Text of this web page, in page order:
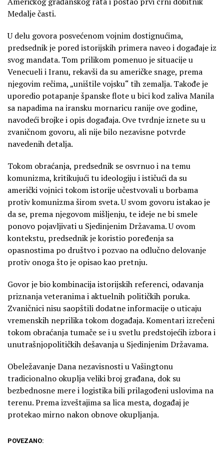
Medalje časti.
U delu govora posvećenom vojnim dostignućima,
predsednik je pored istorijskih primera naveo i događaje iz
svog mandata. Tom prilikom pomenuo je situacije u
Venecueli i Iranu, rekavši da su američke snage, prema
njegovim rečima, „uništile vojsku“ tih zemalja. Takođe je
uporedio potapanje španske flote u bici kod zaliva Manila
sa napadima na iransku mornaricu ranije ove godine,
navodeći brojke i opis događaja. Ove tvrdnje iznete su u
zvaničnom govoru, ali nije bilo nezavisne potvrde
navedenih detalja.
Tokom obraćanja, predsednik se osvrnuo i na temu
komunizma, kritikujući tu ideologiju i ističući da su
američki vojnici tokom istorije učestvovali u borbama
protiv komunizma širom sveta. U svom govoru istakao je
da se, prema njegovom mišljenju, te ideje ne bi smele
ponovo pojavljivati u Sjedinjenim Državama. U ovom
kontekstu, predsednik je koristio poređenja sa
opasnostima po društvo i pozvao na odlučno delovanje
protiv onoga što je opisao kao pretnju.
Govor je bio kombinacija istorijskih referenci, odavanja
priznanja veteranima i aktuelnih političkih poruka.
Zvaničnici nisu saopštili dodatne informacije o uticaju
vremenskih neprilika tokom događaja. Komentari izrečeni
tokom obraćanja tumače se i u svetlu predstojećih izbora i
unutrašnjopolitičkih dešavanja u Sjedinjenim Državama.
Obeležavanje Dana nezavisnosti u Vašingtonu
tradicionalno okuplja veliki broj građana, dok su
bezbednosne mere i logistika bili prilagođeni uslovima na
terenu. Prema izveštajima sa lica mesta, događaj je
protekao mirno nakon obnove okupljanja.
POVEZANO: